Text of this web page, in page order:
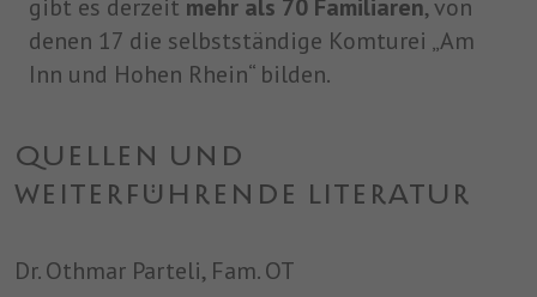
gibt es derzeit mehr als 70 Familiaren, von
denen 17 die selbstständige Komturei „Am
Inn und Hohen Rhein“ bilden.
QUELLEN UND
WEITERFÜHRENDE LITERATUR
Dr. Othmar Parteli, Fam. OT